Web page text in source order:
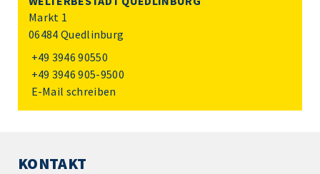
Markt 1
06484 Quedlinburg
+49 3946 90550
+49 3946 905-9500
E-Mail schreiben
KONTAKT